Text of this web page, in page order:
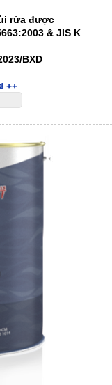
rửa được
& JIS K
BXD
++